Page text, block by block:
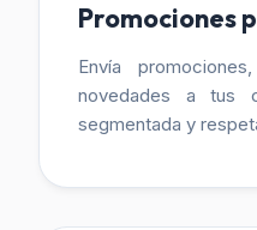
Promociones
Envía
novedades a tus
segmentada y